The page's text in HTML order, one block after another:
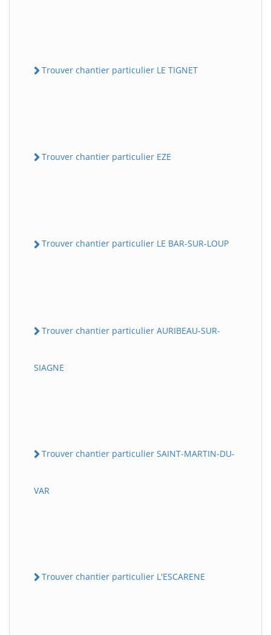
Trouver chantier particulier LE TIGNET
Trouver chantier particulier EZE
Trouver chantier particulier LE BAR-SUR-LOUP
Trouver chantier particulier AURIBEAU-SUR-
SIAGNE
Trouver chantier particulier SAINT-MARTIN-DU-
VAR
Trouver chantier particulier L'ESCARENE